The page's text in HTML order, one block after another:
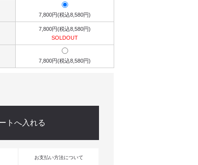
7,800円(税込8,580円)
7,800円(税込8,580円)
SOLDOUT
7,800円(税込8,580円)
お支払い方法について